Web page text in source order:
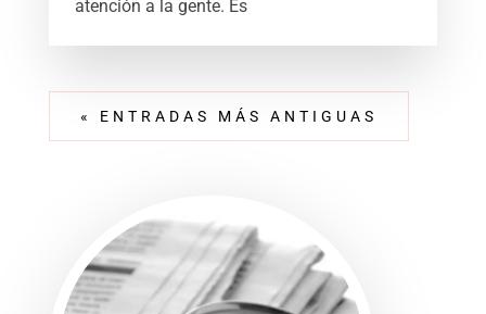
atención a la gente. Es
« ENTRADAS MÁS ANTIGUAS